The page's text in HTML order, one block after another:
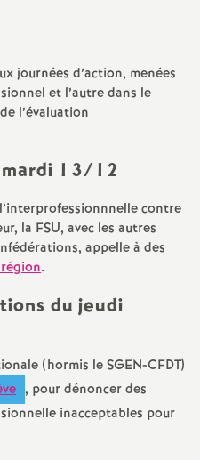
t
i
o
n
a
l
d
e
journées d’action, menées
et l’autre dans le
l’évaluation
mardi 13/12
contre
la FSU, avec les autres
appelle à des
.
du jeudi
(hormis le SGEN-CFDT)
, pour dénoncer des
inacceptables pour